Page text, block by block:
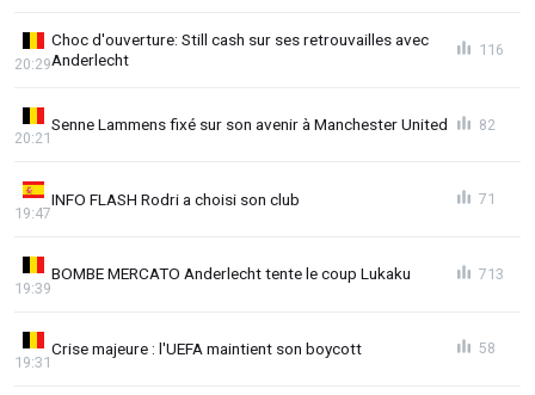
Choc d'ouverture: Still cash sur ses retrouvailles avec
Anderlecht
20:29
116
Senne Lammens fixé sur son avenir à Manchester United
20:21
82
INFO FLASH Rodri a choisi son club
19:47
71
BOMBE MERCATO Anderlecht tente le coup Lukaku
19:39
713
Crise majeure : l'UEFA maintient son boycott
19:31
58